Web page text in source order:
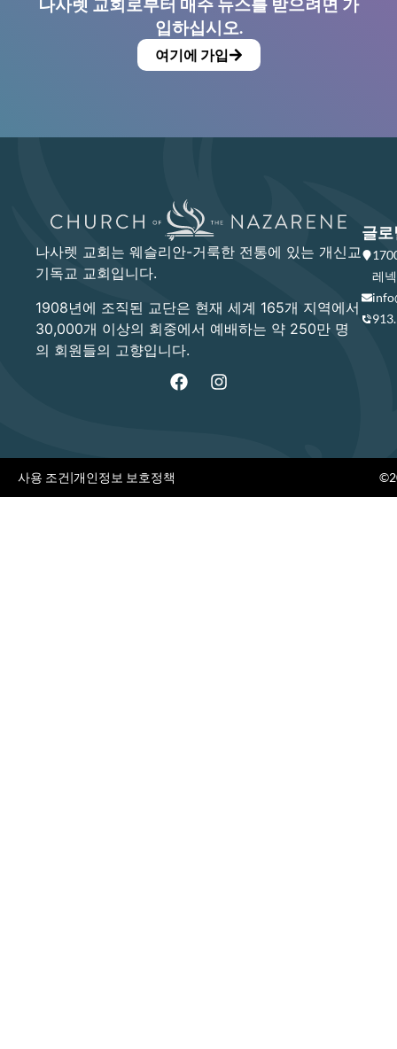
나사렛 교회로부터 매주 뉴스를 받으려면 가
입하십시오.
여기에 가입
나사렛 교회는 웨슬리안-거룩한 전통에 있는 개신교
기독교 교회입니다.
1908년에 조직된 교단은 현재 세계 165개 지역에서
30,000개 이상의 회중에서 예배하는 약 250만 명
의 회원들의 고향입니다.
글로
레
사용 조건|개인정보 보호정책